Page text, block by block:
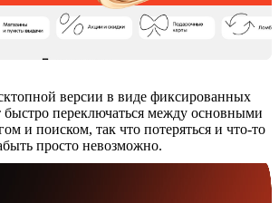
версии в виде фиксированных
быстро переключаться между основными
и поиском, так что потеряться и что-то
просто невозможно.